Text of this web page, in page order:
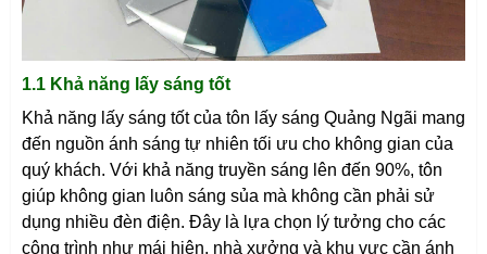
1.1 Khả năng lấy sáng tốt
Khả năng lấy sáng tốt của tôn lấy sáng Quảng Ngãi mang
đến nguồn ánh sáng tự nhiên tối ưu cho không gian của
quý khách. Với khả năng truyền sáng lên đến 90%, tôn
giúp không gian luôn sáng sủa mà không cần phải sử
dụng nhiều đèn điện. Đây là lựa chọn lý tưởng cho các
công trình như mái hiên, nhà xưởng và khu vực cần ánh